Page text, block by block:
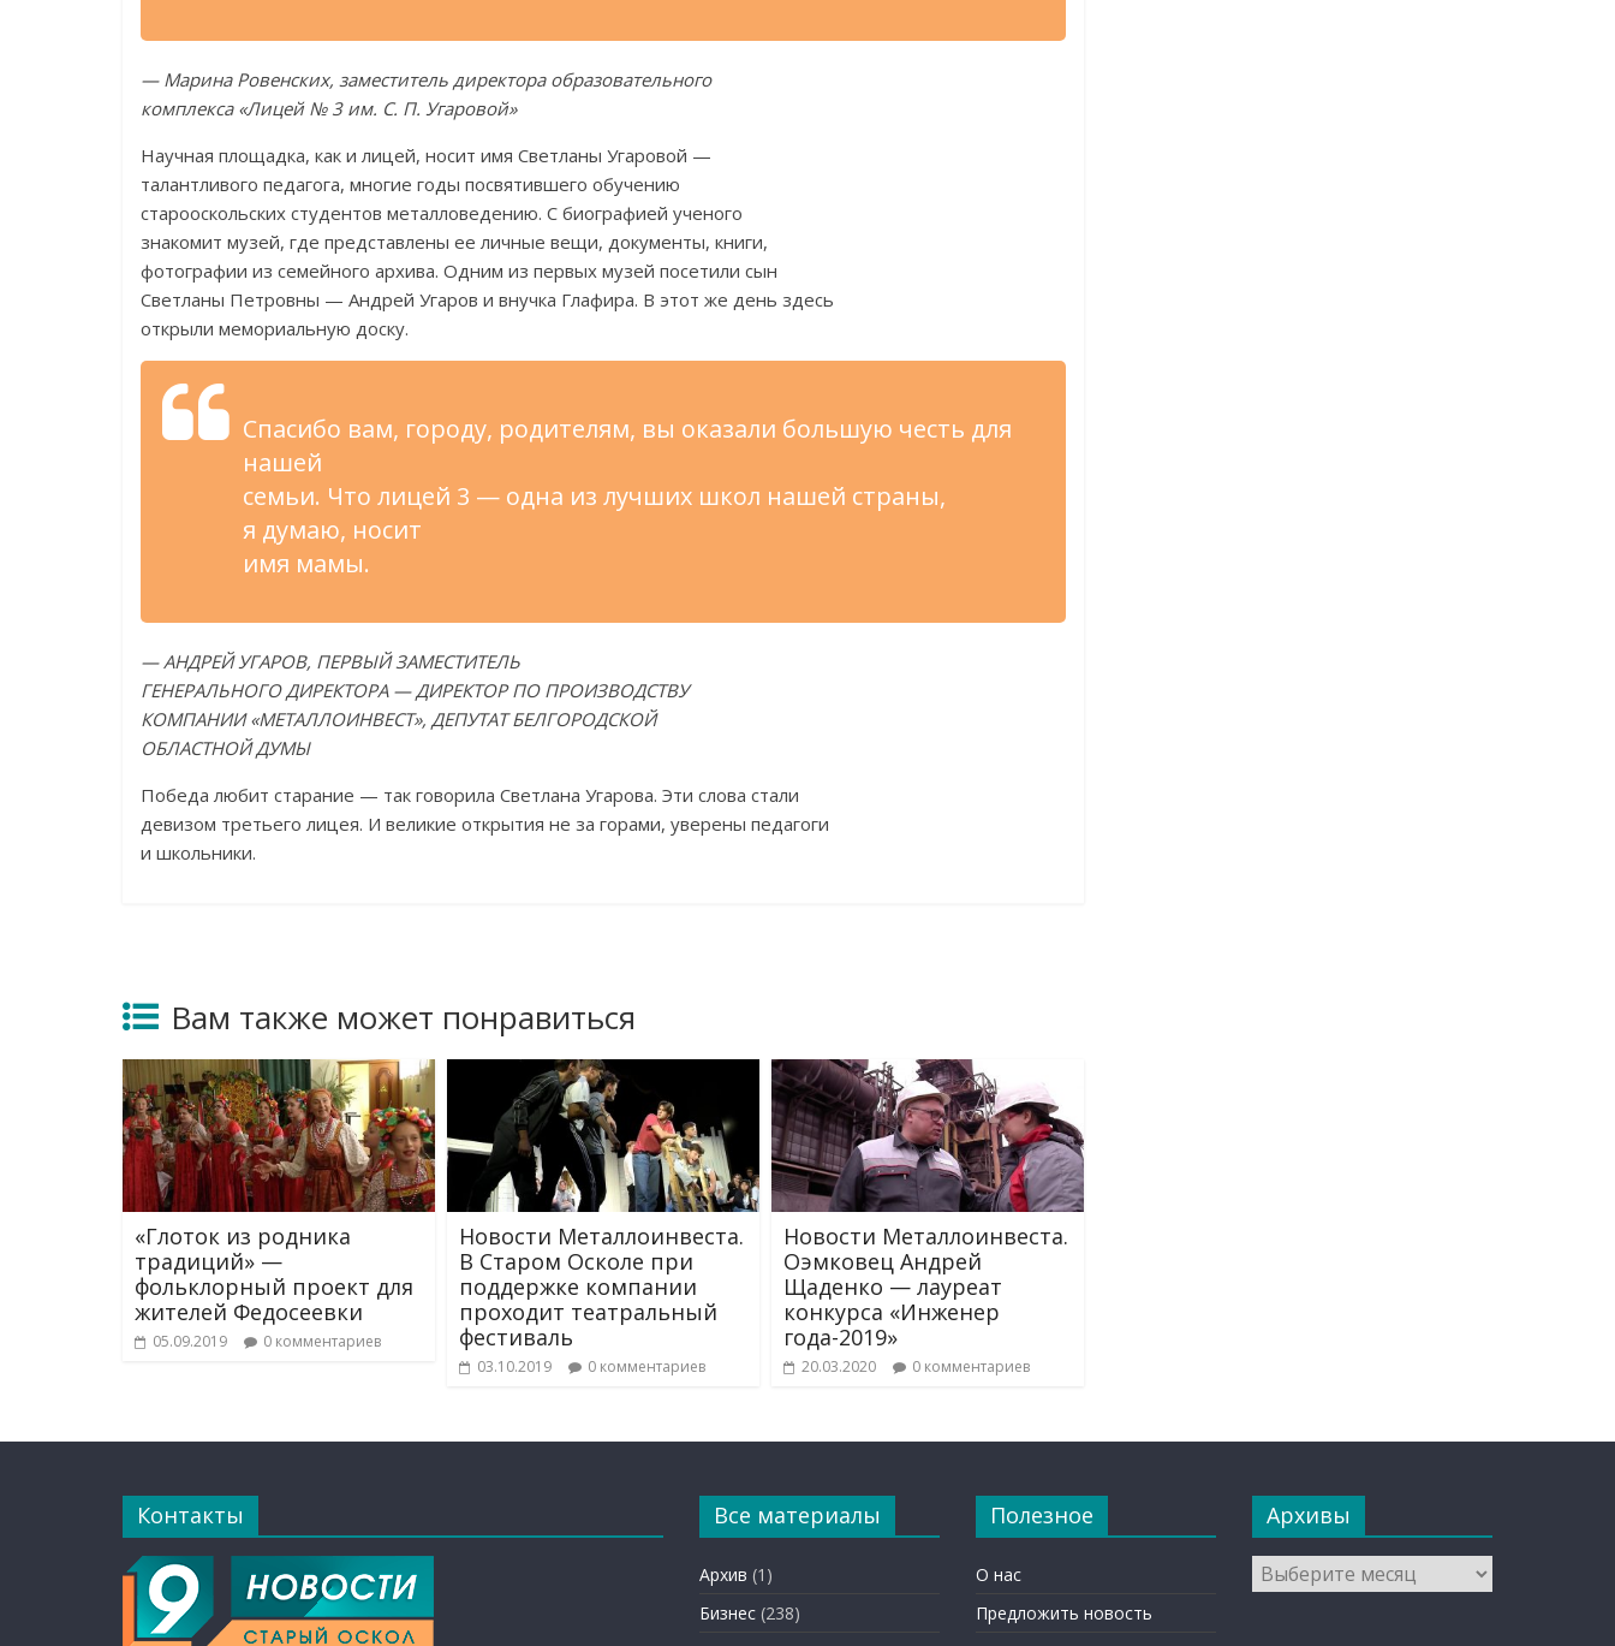
— Марина Ровенских, заместитель директора образовательного
комплекса «Лицей № 3 им. С. П. Угаровой»
Научная площадка, как и лицей, носит имя Светланы Угаровой —
талантливого педагога, многие годы посвятившего обучению
старооскольских студентов металловедению. С биографией ученого
знакомит музей, где представлены ее личные вещи, документы, книги,
фотографии из семейного архива. Одним из первых музей посетили сын
Светланы Петровны — Андрей Угаров и внучка Глафира. В этот же день здесь
открыли мемориальную доску.
Спасибо вам, городу, родителям, вы оказали большую честь для
нашей
семьи. Что лицей 3 — одна из лучших школ нашей страны,
я думаю, носит
имя мамы.
— АНДРЕЙ УГАРОВ, ПЕРВЫЙ ЗАМЕСТИТЕЛЬ
ГЕНЕРАЛЬНОГО ДИРЕКТОРА — ДИРЕКТОР ПО ПРОИЗВОДСТВУ
КОМПАНИИ «МЕТАЛЛОИНВЕСТ», ДЕПУТАТ БЕЛГОРОДСКОЙ
ОБЛАСТНОЙ ДУМЫ
Победа любит старание — так говорила Светлана Угарова. Эти слова стали
девизом третьего лицея. И великие открытия не за горами, уверены педагоги
и школьники.
Вам также может понравиться
«Глоток из родника
традиций» —
фольклорный проект для
жителей Федосеевки
05.09.2019 0 комментариев
Новости Металлоинвеста.
В Старом Осколе при
поддержке компании
проходит театральный
фестиваль
03.10.2019 0 комментариев
Новости Металлоинвеста.
Оэмковец Андрей
Щаденко — лауреат
конкурса «Инженер
года-2019»
20.03.2020 0 комментариев
Контакты Все материалы
Архив (1)
Бизнес (238)
Полезное
О нас
Предложить новость
Архивы
Архивы